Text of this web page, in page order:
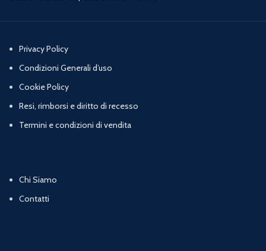
Privacy Policy
Condizioni Generali d’uso
Cookie Policy
Resi, rimborsi e diritto di recesso
Termini e condizioni di vendita
Chi Siamo
Contatti